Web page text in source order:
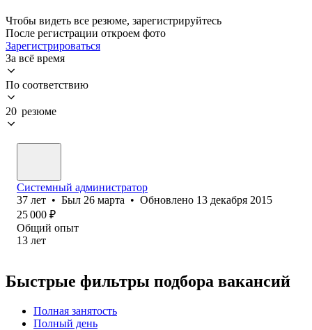
Чтобы видеть все резюме, зарегистрируйтесь
После регистрации откроем фото
Зарегистрироваться
За всё время
По соответствию
20 резюме
Системный администратор
37 лет • Был 26 марта • Обновлено 13 декабря 2015
25 000 ₽
Общий опыт
13 лет
Быстрые фильтры подбора вакансий
Полная занятость
Полный день